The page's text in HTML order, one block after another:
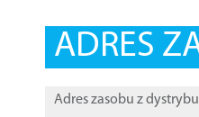
ADRES
Adres zasobu z